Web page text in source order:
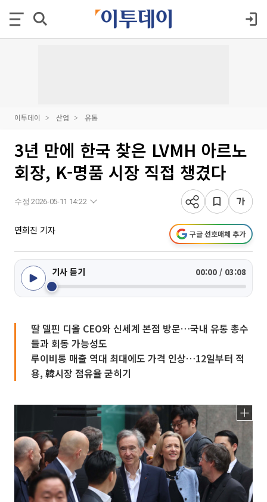
이투데이 산업 유통
3년 만에 한국 찾은 LVMH 아르노
회장, K-명품 시장 직접 챙겼다
수정 2026-05-11 14:22
연희진 기자 구글 선호매체 추가
기사 듣기 00:00 / 03:08
딸 델핀 디올 CEO와 신세계 본점 방문…국내 유통 총수
들과 회동 가능성도
루이비통 매출 역대 최대에도 가격 인상…12일부터 적
용, 韓시장 점유율 굳히기